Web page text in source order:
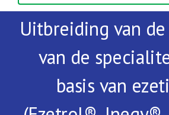
Nieuws
Publicaties
Uitbreiding van
van de
basis van